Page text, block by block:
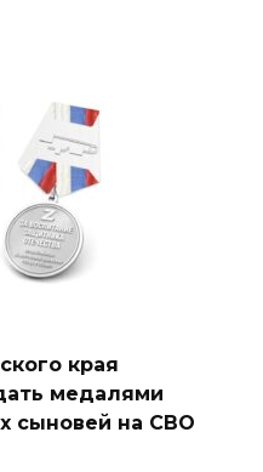
края
медалями
сыновей на СВО